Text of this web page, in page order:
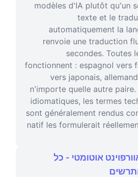
modèles d'IA plutôt qu'un
texte et le
automatiquement la
renvoie une traduction
secondes. Toutes
fonctionnent : espagnol vers
vers japonais,
n'importe quelle autre
idiomatiques, les termes
sont généralement rendus
natif les formulerait
אוטומטי - כל